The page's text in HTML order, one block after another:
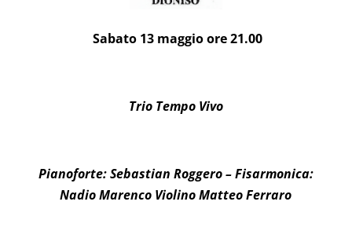
Sabato 13 maggio ore 21.00
Trio Tempo Vivo
Pianoforte: Sebastian Roggero – Fisarmonica:
Nadio Marenco Violino Matteo Ferraro